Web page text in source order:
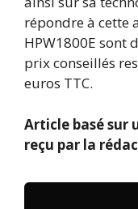
répondre à cette
HPW1800E sont
prix conseillés
euros TTC.
Article basé sur
reçu par la